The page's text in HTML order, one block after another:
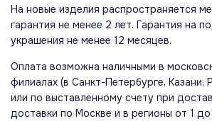
На новые изделия распространяется
гарантия не менее 2 лет. Гарантия на
украшения не менее 12 месяцев.
Оплата возможна наличными в
филиалах (в Санкт-Петербурге, Казани,
или по выставленному счету при
доставки по Москве и в регионы от 1